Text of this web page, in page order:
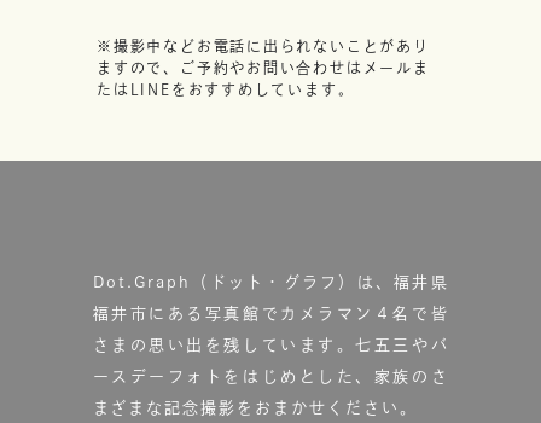
※撮影中などお電話に出られないことがあり
ますので、ご予約やお問い合わせはメールま
たはLINEをおすすめしています。
Dot.Graph（ドット・グラフ）は、福井県
福井市にある写真館で カメラマン４名で皆
さまの思い出を残しています。七五三やバ
ースデーフォトをはじめとした、家族のさ
まざまな記念撮影をおまかせください。